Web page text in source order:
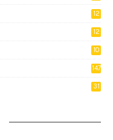
12
12
10
147
31